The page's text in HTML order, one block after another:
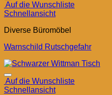
Auf die Wunschliste
Schnellansicht
Diverse Büromöbel
Warnschild Rutschgefahr
Auf die Wunschliste
Schnellansicht